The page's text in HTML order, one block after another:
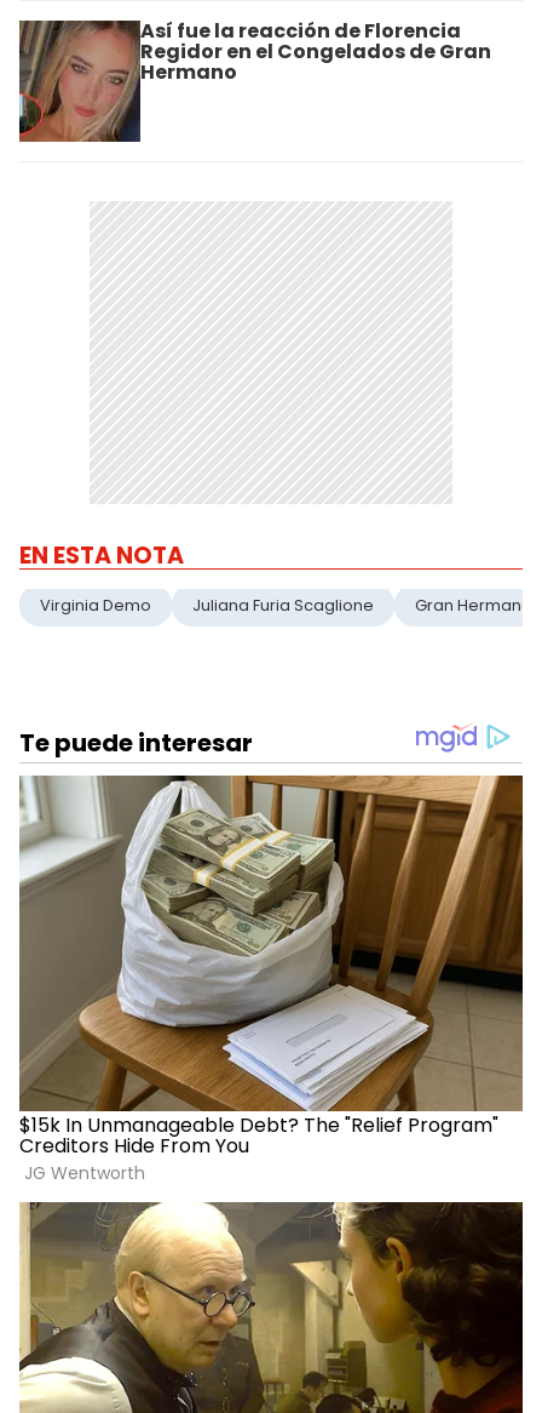
Así fue la reacción de Florencia
Regidor en el Congelados de Gran
Hermano
EN ESTA NOTA
Virginia Demo Juliana Furia Scaglione Gran Hermano